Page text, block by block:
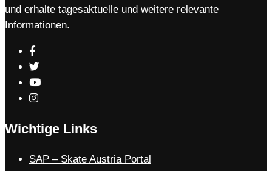
und erhalte tagesaktuelle und weitere relevante
Informationen.
Wichtige Links
SAP – Skate Austria Portal